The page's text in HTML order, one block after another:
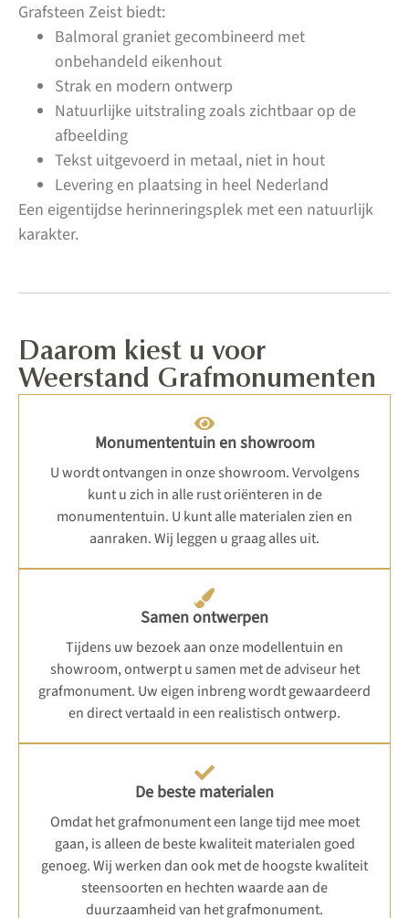
Grafsteen Zeist biedt:
Balmoral graniet gecombineerd met
onbehandeld eikenhout
Strak en modern ontwerp
Natuurlijke uitstraling zoals zichtbaar op de
afbeelding
Tekst uitgevoerd in metaal, niet in hout
Levering en plaatsing in heel Nederland
Een eigentijdse herinneringsplek met een natuurlijk
karakter.
Daarom kiest u voor
Weerstand Grafmonumenten
Monumententuin en showroom
U wordt ontvangen in onze showroom. Vervolgens
kunt u zich in alle rust oriënteren in de
monumententuin. U kunt alle materialen zien en
aanraken. Wij leggen u graag alles uit.
Samen ontwerpen
Tijdens uw bezoek aan onze modellentuin en
showroom, ontwerpt u samen met de adviseur het
grafmonument. Uw eigen inbreng wordt gewaardeerd
en direct vertaald in een realistisch ontwerp.
De beste materialen
Omdat het grafmonument een lange tijd mee moet
gaan, is alleen de beste kwaliteit materialen goed
genoeg. Wij werken dan ook met de hoogste kwaliteit
steensoorten en hechten waarde aan de
duurzaamheid van het grafmonument.